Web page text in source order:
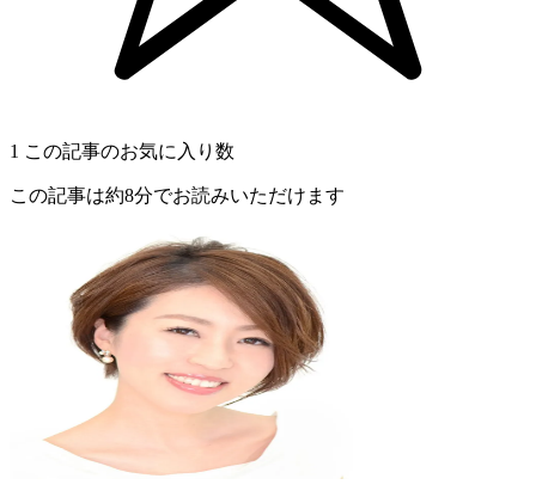
1 この記事のお気に入り数
この記事は約8分でお読みいただけます